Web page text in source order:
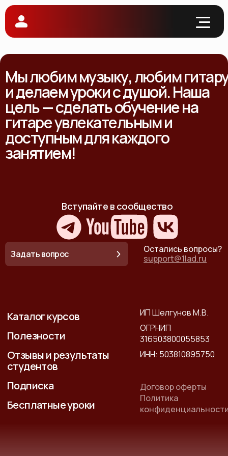
Мы любим музыку, любим
и делаем уроки с душой. Наша
цель — сделать обучение на
гитаре увлекательным и
доступным для каждого
занятием!
Вступайте в сообщество
Остались вопросы?
support@1lad.ru
Задать вопрос
Каталог курсов
Полезности
Отзывы и результаты
студентов
Подписка
Бесплатные уроки
ИП Шелгунов М.В.
ОГРНИП
316503800055853
ИНН: 503810895750
Договор оферты
Политика